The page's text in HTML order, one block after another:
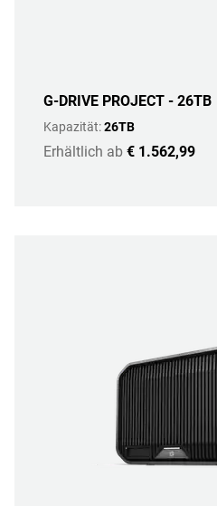
G-DRIVE PROJECT - 26TB
Kapazität:26TB
Erhältlich ab € 1.562,99